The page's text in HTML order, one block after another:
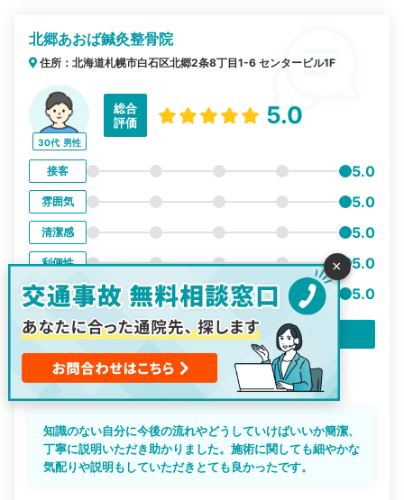
北郷あおば鍼灸整骨院
住所：北海道札幌市白石区北郷2条8丁目1-6 センタービル1F
30代 男性
総合
評価
5.0
接客 5.0
雰囲気 5.0
清潔感 5.0
利便性 5.0
事故対応 5.0
痛みの部位
首 腰 頭 肘 手首 背中 肩 腕 膝 足
知識のない自分に今後の流れやどうしていけばいいか簡潔、
丁寧に説明いただき助かりました。施術に関しても細やかな
気配りや説明もしていただきとても良かったです。
×